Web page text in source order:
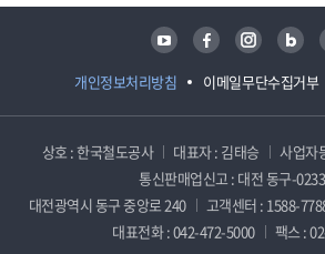
개인정보처리방침 이메일무단수집거부
유튜브 페이스북 인스타그램 블로그
상호 : 한국철도공사 대표자 : 김태승
사업자
통신판매업신고 : 대전 동구-
대전광역시 동구 중앙로 240
고객센터 : 1588-
대표전화 : 042-472-5000
팩스 :